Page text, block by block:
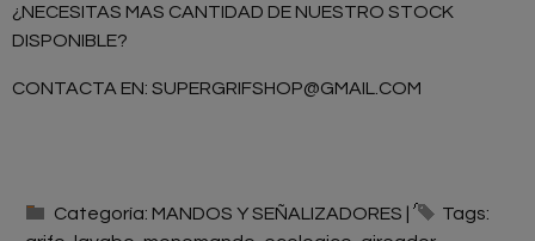
¿NECESITAS MAS CANTIDAD DE NUESTRO STOCK
DISPONIBLE?
CONTACTA EN: SUPERGRIFSHOP@GMAIL.COM
Categoría: MANDOS Y SEÑALIZADORES
Tags: